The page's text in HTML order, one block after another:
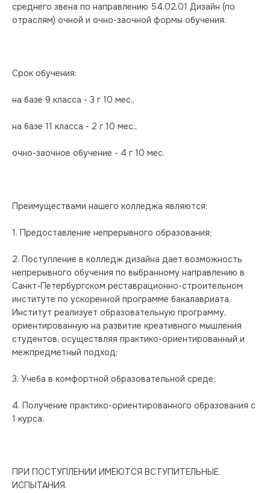
среднего звена по направлению 54.02.01 Дизайн (по
отраслям) очной и очно-заочной формы обучения.
Срок обучения:
на базе 9 класса - 3 г 10 мес.,
на базе 11 класса - 2 г 10 мес.,
очно-заочное обучение - 4 г 10 мес.
Преимуществами нашего колледжа являются:
1. Предоставление непрерывного образования;
2. Поступление в колледж дизайна дает возможность
непрерывного обучения по выбранному направлению в
Санкт-Петербургском реставрационно-строительном
институте по ускоренной программе бакалавриата.
Институт реализует образовательную программу,
ориентированную на развитие креативного мышления
студентов, осуществляя практико-ориентированный и
межпредметный подход;
3. Учеба в комфортной образовательной среде;
4. Получение практико-ориентированного образования с
1 курса.
ПРИ ПОСТУПЛЕНИИ ИМЕЮТСЯ ВСТУПИТЕЛЬНЫЕ
ИСПЫТАНИЯ.